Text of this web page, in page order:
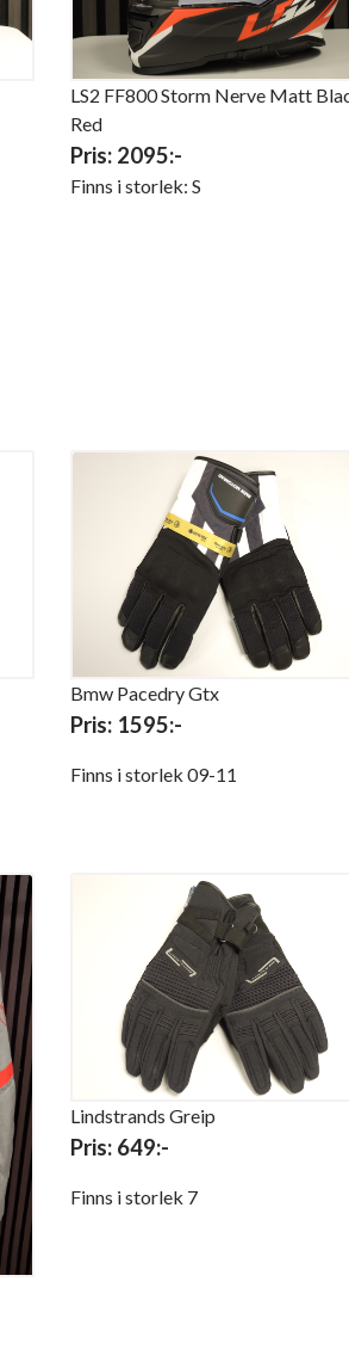
LS2 FF800 Storm Nerve Matt
Red
Pris: 2095:-
Finns i storlek: S
Bmw Pacedry Gtx
Pris: 1595:-
Finns i storlek 09-11
Lindstrands Greip
Pris: 649:-
Finns i storlek 7